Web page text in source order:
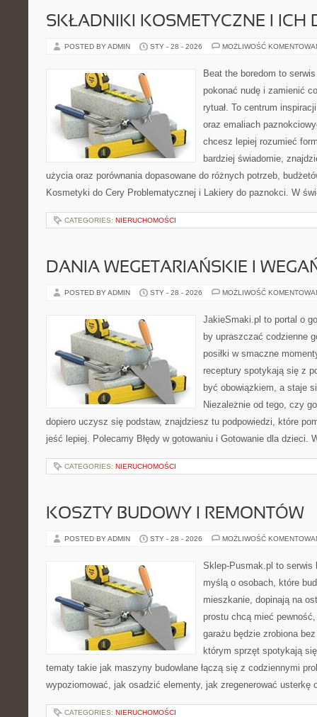
SKŁADNIKI KOSMETYCZNE I ICH
POSTED BY ADMIN STY - 28 - 2026 MOŻLIWOŚĆ
Beat the boredom to
pokonać nudę i zamienić
rytuał. To centrum
oraz emaliach
chcesz lepiej rozumieć
bardziej świadomie,
użycia oraz porównania dopasowane do różnych potrzeb,
Kosmetyki do Cery Problematycznej i Lakiery do paznokci. W
CATEGORIES: NIERUCHOMOŚCI
DANIA WEGETARIAŃSKIE I
POSTED BY ADMIN STY - 28 - 2026 MOŻLIWOŚĆ
JakieSmaki.pl to portal o
by upraszczać codzienne
posiłki w smaczne
receptury spotykają się z
być obowiązkiem, a staje
Niezależnie od tego, czy
dopiero uczysz się podstaw, znajdziesz tu podpowiedzi, które
jeść lepiej. Polecamy Błędy w gotowaniu i Gotowanie dla
CATEGORIES: NIERUCHOMOŚCI
KOSZTY BUDOWY I REMONTÓW
POSTED BY ADMIN STY - 28 - 2026 MOŻLIWOŚĆ
Sklep-Pusmak.pl to serwis
myślą o osobach, które
mieszkanie, dopinają na
prostu chcą mieć
garażu będzie zrobiona
którym sprzęt spotykają
tematy takie jak maszyny budowlane łączą się z codziennymi
wypoziomować, jak osadzić elementy, jak zregenerować usterkę
CATEGORIES: NIERUCHOMOŚCI